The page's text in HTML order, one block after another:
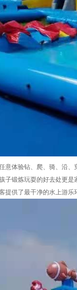
意体验钻、爬、骑、沿
子锻炼玩耍的好去处更
提供了最干净的水上游